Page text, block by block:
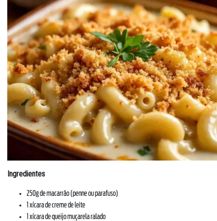
Ingredientes
250g de macarrão (penne ou parafuso)
1 xícara de creme de leite
1 xícara de queijo muçarela ralado